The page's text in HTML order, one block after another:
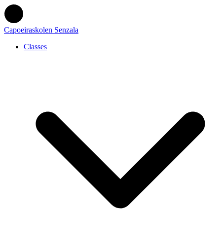
Capoeiraskolen Senzala
Classes